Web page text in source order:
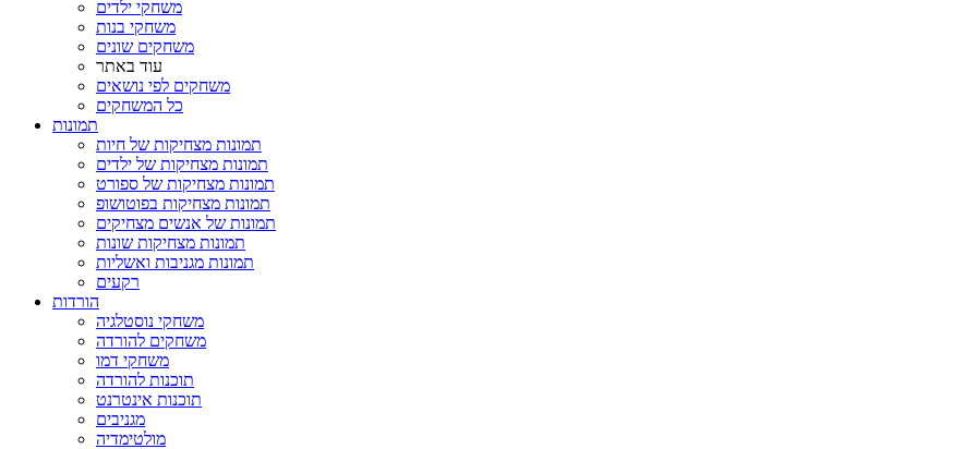
משחקי ילדים
משחקי בנות
משחקים שונים
עוד באתר
משחקים לפי נושאים
כל המשחקים
תמונות
תמונות מצחיקות של חיות
תמונות מצחיקות של ילדים
תמונות מצחיקות של ספורט
תמונות מצחיקות בפוטושופ
תמונות של אנשים מצחיקים
תמונות מצחיקות שונות
תמונות מגניבות ואשליות
רקעים
הורדות
משחקי נוסטלגיה
משחקים להורדה
משחקי דמו
תוכנות להורדה
תוכנות אינטרנט
מגניבים
מולטימדיה